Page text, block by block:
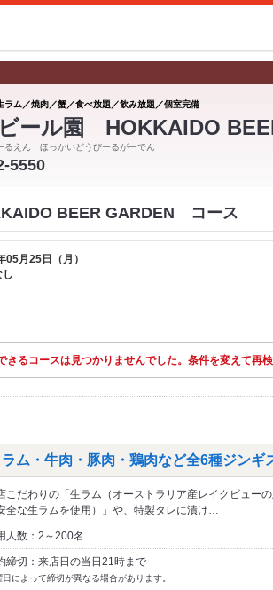
ラム／焼肉／蟹／食べ放題／飲み放題／個室完備
ール園 HOKKAIDO
るえん ほっかいどうびーるがーでん
5550
BEER GARDEN コース
05月25日（月）
し
きるコースは見つかりませんでした。条件を変えて再
ム・牛肉・豚肉・鶏肉など全6種ジンギ
こだわりの「生ラム（オーストラリア産レイクビュー
全な生ラムを使用）」や、特製タレに漬け…
人数：2～200名
締切：来店日の当日21時まで
によって締切が異なる場合があります。